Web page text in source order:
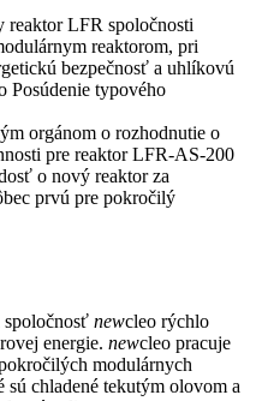
reaktor LFR spoločnosti
reaktorom, pri
bezpečnosť a uhlíkovú
Posúdenie typového
orgánom o rozhodnutie o
pre reaktor LFR-AS-200
o nový reaktor za
prvú pre pokročilý
spoločnosť newcleo rýchlo
energie. newcleo pracuje
modulárnych
chladené tekutým olovom a